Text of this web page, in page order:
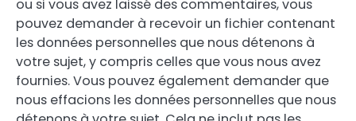
ou si vous avez laissé des commentaires, vous
pouvez demander à recevoir un fichier contenant
les données personnelles que nous détenons à
votre sujet, y compris celles que vous nous avez
fournies. Vous pouvez également demander que
nous effacions les données personnelles que nous